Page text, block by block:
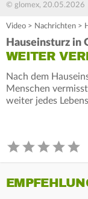
© glomex, 20.05.2026
Video > Nachrichten >
Hauseinsturz in
WEITER
Nach dem
Menschen
weiter jedes